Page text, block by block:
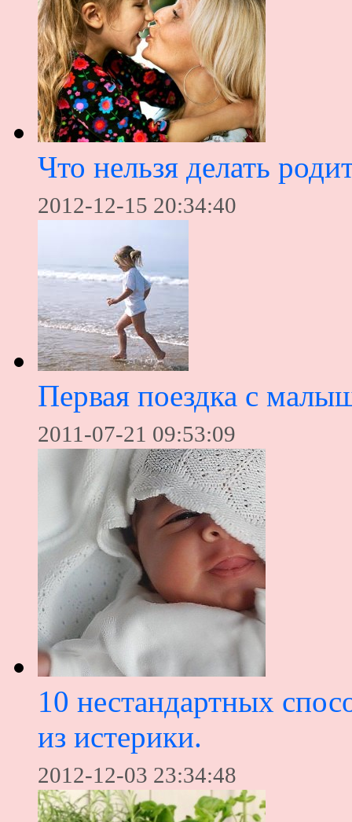
Что нельзя делать
2012-12-15 20:34:40
Первая поездка с
2011-07-21 09:53:09
10 нестандартных
из истерики.
2012-12-03 23:34:48